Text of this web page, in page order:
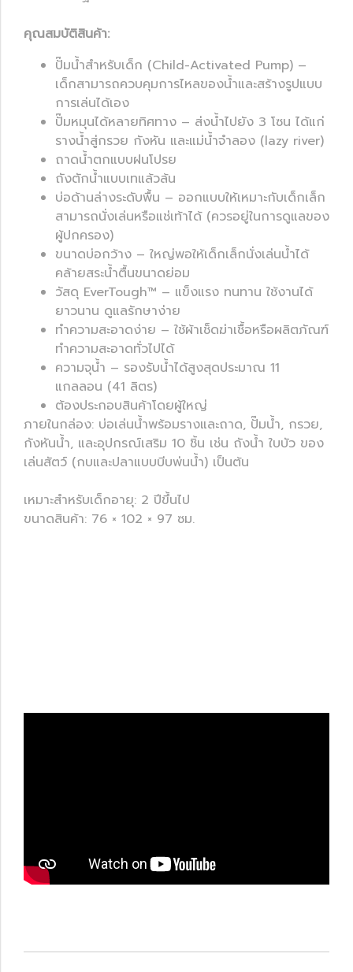
คุณสมบัติสินค้า:
ปั๊มน้ำสำหรับเด็ก (Child-Activated Pump) –
เด็กสามารถควบคุมการไหลของน้ำและสร้างรูปแบบ
การเล่นได้เอง
ปั๊มหมุนได้หลายทิศทาง – ส่งน้ำไปยัง 3 โซน ได้แก่
รางน้ำสู่กรวย กังหัน และแม่น้ำจำลอง (lazy river)
ถาดน้ำตกแบบฝนโปรย
ถังตักน้ำแบบเทแล้วล้น
บ่อด้านล่างระดับพื้น – ออกแบบให้เหมาะกับเด็กเล็ก
สามารถนั่งเล่นหรือแช่เท้าได้ (ควรอยู่ในการดูแลของ
ผู้ปกครอง)
ขนาดบ่อกว้าง – ใหญ่พอให้เด็กเล็กนั่งเล่นน้ำได้
คล้ายสระน้ำตื้นขนาดย่อม
วัสดุ EverTough™ – แข็งแรง ทนทาน ใช้งานได้
ยาวนาน ดูแลรักษาง่าย
ทำความสะอาดง่าย – ใช้ผ้าเช็ดฆ่าเชื้อหรือผลิตภัณฑ์
ทำความสะอาดทั่วไปได้
ความจุน้ำ – รองรับน้ำได้สูงสุดประมาณ 11
แกลลอน (41 ลิตร)
ต้องประกอบสินค้าโดยผู้ใหญ่
ภายในกล่อง: บ่อเล่นน้ำพร้อมรางและถาด, ปั๊มน้ำ, กรวย,
กังหันน้ำ, และอุปกรณ์เสริม 10 ชิ้น เช่น ถังน้ำ ใบบัว ของ
เล่นสัตว์ (กบและปลาแบบบีบพ่นน้ำ) เป็นต้น
เหมาะสำหรับเด็กอายุ: 2 ปีขึ้นไป
ขนาดสินค้า: 76 × 102 × 97 ซม.